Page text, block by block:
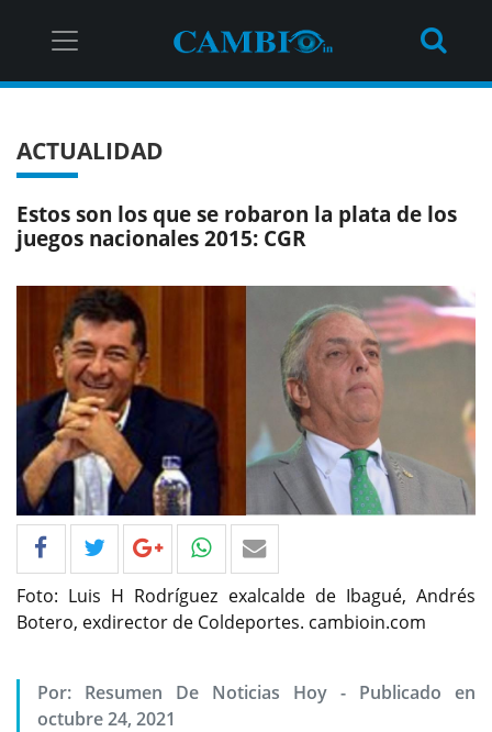
ACTUALIDAD
Estos son los que se robaron la plata de los
juegos nacionales 2015: CGR
Foto: Luis H Rodríguez exalcalde de Ibagué, Andrés
Botero, exdirector de Coldeportes. cambioin.com
Por: Resumen De Noticias Hoy - Publicado en
octubre 24, 2021